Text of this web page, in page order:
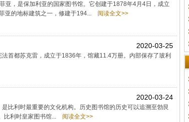
，是保加利亚的国家图书馆。它创建于1878年4月4日，成立
亚的地标建筑之一，修建于194...
阅读全文>>
2020-03-25
首都苏克雷，成立于1836年，馆藏11.4万册。内部保存了玻利
2020-03-24
利时最重要的文化机构。历史图书馆的历史可以追溯至勃艮
比利时皇家图书馆...
阅读全文>>